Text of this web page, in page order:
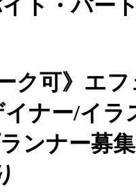
ト・パー
ク可》エフ
イナー/イラ
ンナー募